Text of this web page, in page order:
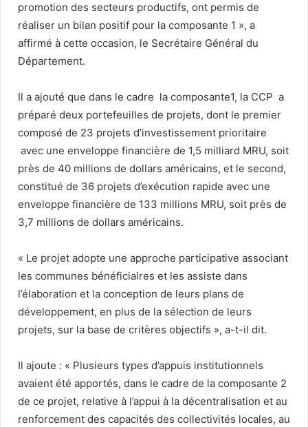
promotion des secteurs productifs, ont permis de
réaliser un bilan positif pour la composante 1 », a
affirmé à cette occasion, le Secrétaire Général du
Département.
Il a ajouté que dans le cadre la composante1, la CCP a
préparé deux portefeuilles de projets, dont le premier
composé de 23 projets d’investissement prioritaire
avec une enveloppe financière de 1,5 milliard MRU, soit
près de 40 millions de dollars américains, et le second,
constitué de 36 projets d’exécution rapide avec une
enveloppe financière de 133 millions MRU, soit près de
3,7 millions de dollars américains.
« Le projet adopte une approche participative associant
les communes bénéficiaires et les assiste dans
l’élaboration et la conception de leurs plans de
développement, en plus de la sélection de leurs
projets, sur la base de critères objectifs », a-t-il dit.
Il ajoute : « Plusieurs types d’appuis institutionnels
avaient été apportés, dans le cadre de la composante 2
de ce projet, relative à l’appui à la décentralisation et au
renforcement des capacités des collectivités locales, au